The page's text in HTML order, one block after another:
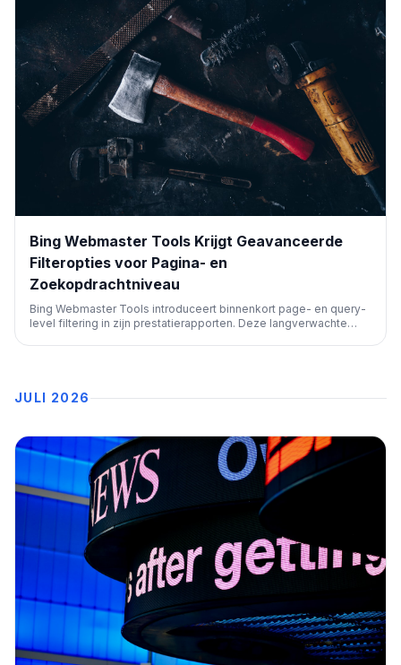
Bing Webmaster Tools Krijgt Geavanceerde
Filteropties voor Pagina- en
Zoekopdrachtniveau
Bing Webmaster Tools introduceert binnenkort page- en query-
level filtering in zijn prestatierapporten. Deze langverwachte
JULI 2026